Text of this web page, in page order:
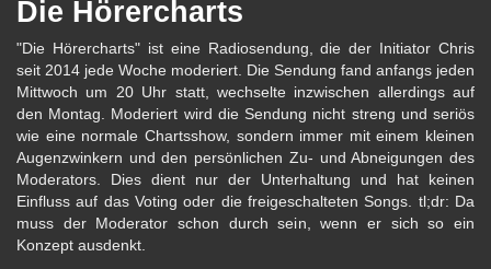
Die Hörercharts
"Die Hörercharts" ist eine Radiosendung, die der Initiator Chris
seit 2014 jede Woche moderiert. Die Sendung fand anfangs jeden
Mittwoch um 20 Uhr statt, wechselte inzwischen allerdings auf
den Montag. Moderiert wird die Sendung nicht streng und seriös
wie eine normale Chartsshow, sondern immer mit einem kleinen
Augenzwinkern und den persönlichen Zu- und Abneigungen des
Moderators. Dies dient nur der Unterhaltung und hat keinen
Einfluss auf das Voting oder die freigeschalteten Songs. tl;dr: Da
muss der Moderator schon durch sein, wenn er sich so ein
Konzept ausdenkt.